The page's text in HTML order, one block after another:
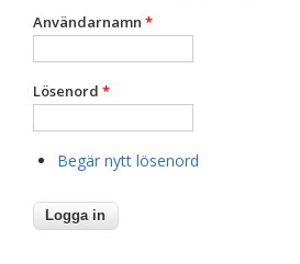
Användarnamn *
Lösenord *
Begär nytt lösenord